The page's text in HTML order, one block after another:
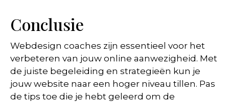
Conclusie
Webdesign coaches zijn essentieel voor het
verbeteren van jouw online aanwezigheid. Met
de juiste begeleiding en strategieën kun je
jouw website naar een hoger niveau tillen. Pas
de tips toe die je hebt geleerd om de